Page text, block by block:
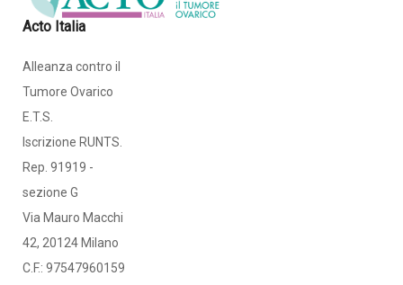
Acto Italia
Alleanza contro il
Tumore Ovarico
E.T.S.
Iscrizione RUNTS.
Rep. 91919 -
sezione G
Via Mauro Macchi
42, 20124 Milano
C.F.: 97547960159